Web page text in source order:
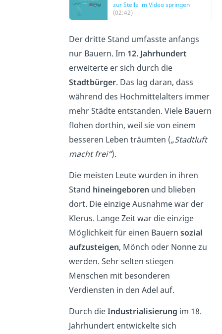
zur Stelle im Video springen
(02:42)
Der dritte Stand umfasste anfangs
nur Bauern. Im 12. Jahrhundert
erweiterte er sich durch die
Stadtbürger. Das lag daran, dass
während des Hochmittelalters immer
mehr Städte entstanden. Viele Bauern
flohen dorthin, weil sie von einem
besseren Leben träumten („Stadtluft
macht frei“).
Die meisten Leute wurden in ihren
Stand hineingeboren und blieben
dort. Die einzige Ausnahme war der
Klerus. Lange Zeit war die einzige
Möglichkeit für einen Bauern sozial
aufzusteigen, Mönch oder Nonne zu
werden. Sehr selten stiegen
Menschen mit besonderen
Verdiensten in den Adel auf.
Durch dieIndustrialisierung im 18.
Jahrhundert entwickelte sich